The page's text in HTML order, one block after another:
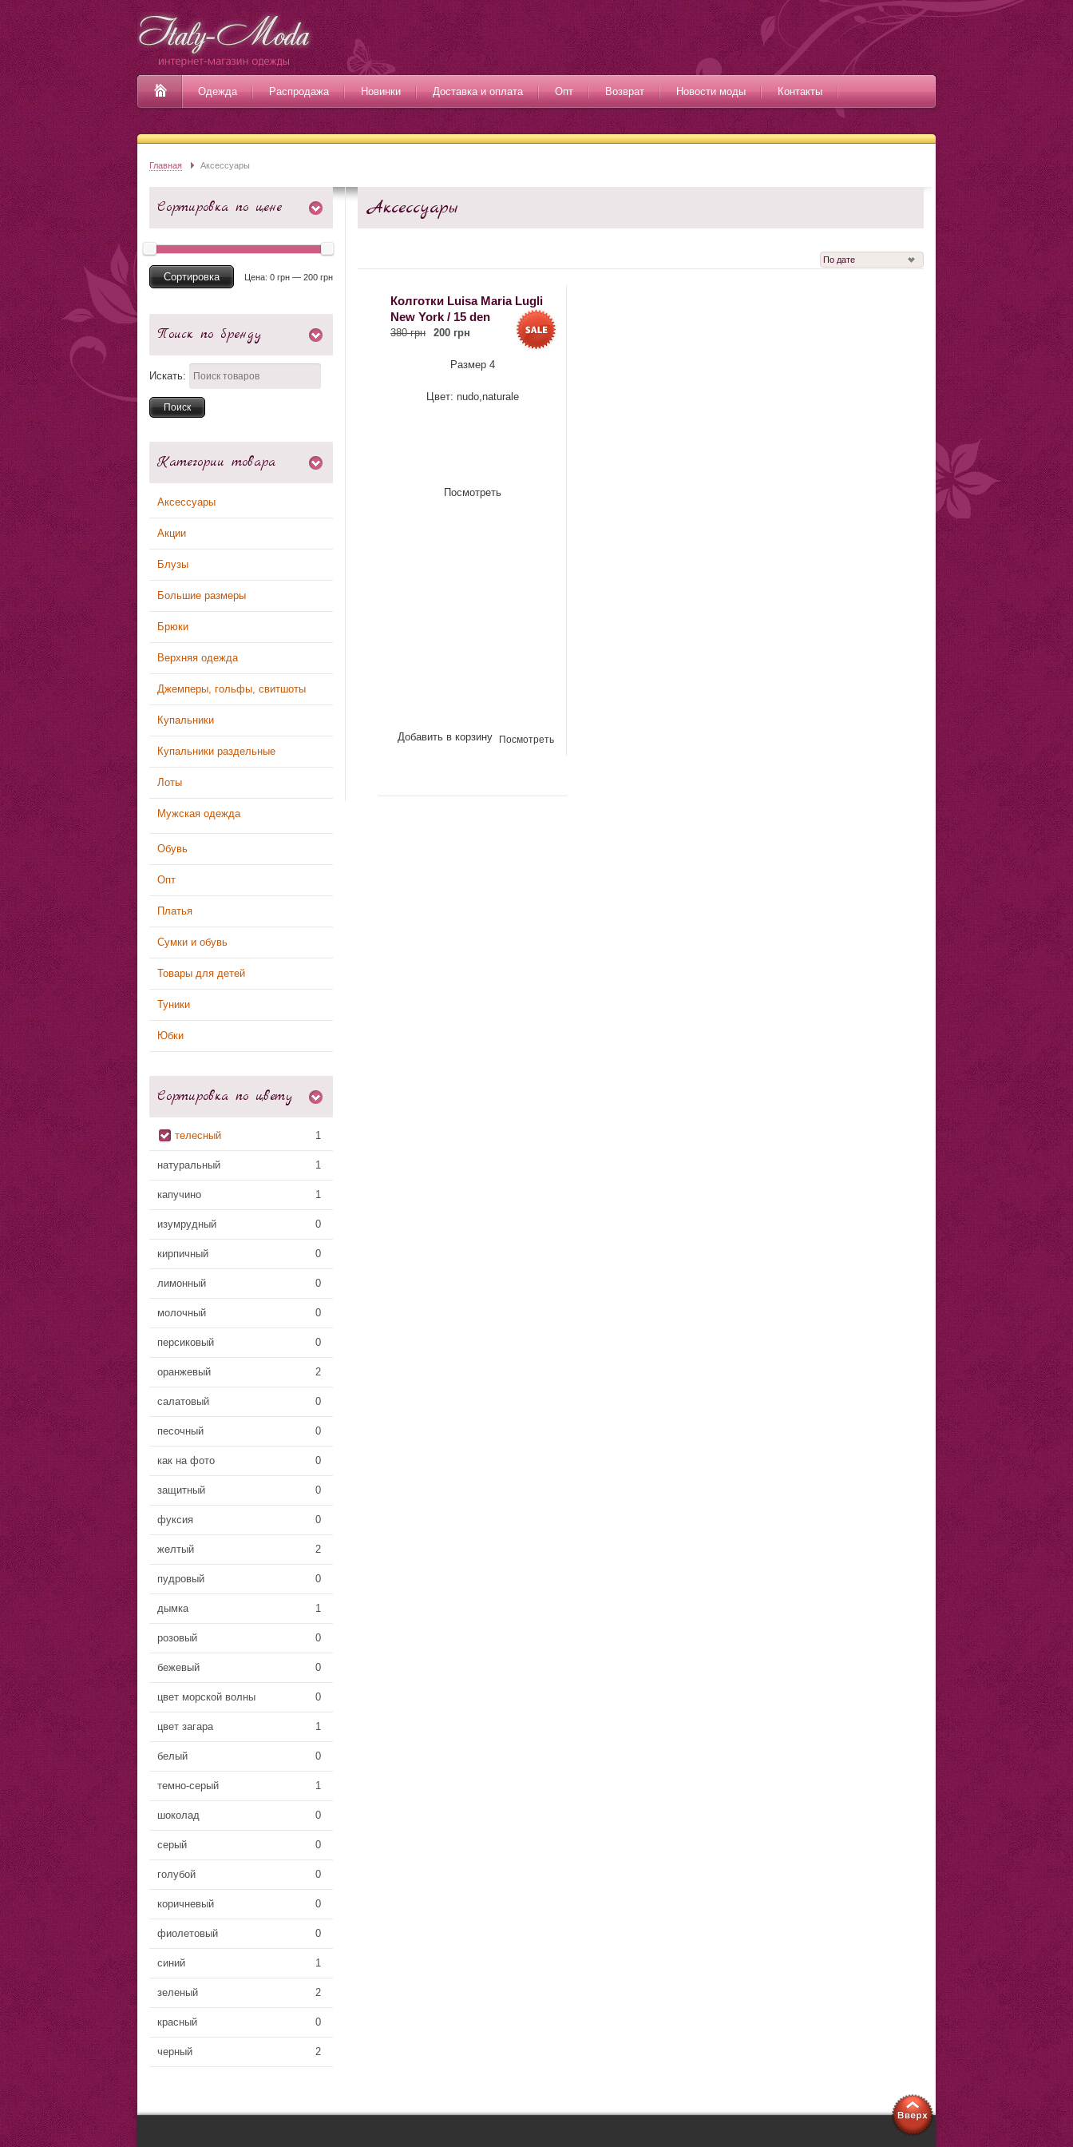
Одежда Распродажа Новинки Доставка и оплата Опт Возврат Новости моды Контакты
Главная Аксессуары
Сортировка по цене
Сортировка Цена: 0 грн — 200 грн
Поиск по бренду
Искать:
Категории товара
Аксессуары
Акции
Блузы
Большие размеры
Брюки
Верхняя одежда
Джемперы, гольфы, свитшоты
Купальники
Купальники раздельные
Лоты
Мужская одежда
Обувь
Опт
Платья
Сумки и обувь
Товары для детей
Туники
Юбки
Сортировка по цвету
телесный 1
натуральный 1
капучино 1
изумрудный 0
кирпичный 0
лимонный 0
молочный 0
персиковый 0
оранжевый 2
салатовый 0
песочный 0
как на фото 0
защитный 0
фуксия 0
желтый 2
пудровый 0
дымка 1
розовый 0
бежевый 0
цвет морской волны 0
цвет загара 1
белый 0
темно-серый 1
шоколад 0
серый 0
голубой 0
коричневый 0
фиолетовый 0
синий 1
зеленый 2
красный 0
черный 2
Аксессуары
Колготки Luisa Maria Lugli
New York / 15 den
380 грн 200 грн
Размер 4
Цвет: nudo,naturale
Посмотреть
Добавить в корзину Посмотреть